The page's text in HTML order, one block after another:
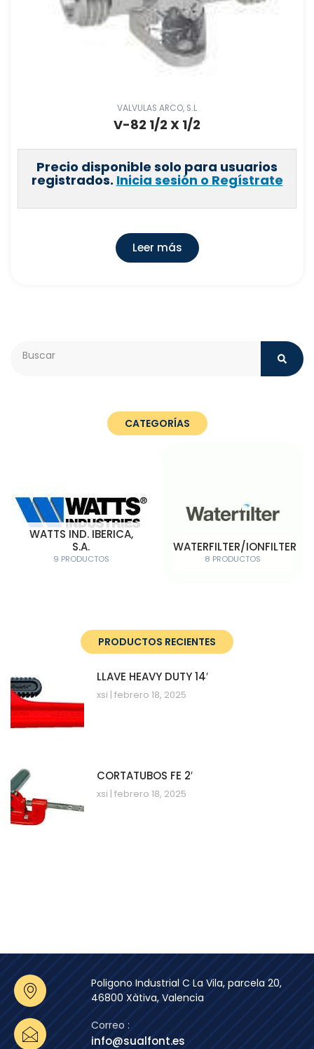
VALVULAS ARCO, S.L
V-82 1/2 X 1/2
Precio disponible solo para usuarios
registrados. Inicia sesión o Regístrate
Leer más
CATEGORÍAS
WATTS IND. IBERICA,
S.A.
9 PRODUCTOS
WATERFILTER/IONFILTER
8 PRODUCTOS
PRODUCTOS RECIENTES
LLAVE HEAVY DUTY 14′
xsi febrero 18, 2025
CORTATUBOS FE 2′
xsi febrero 18, 2025
Poligono Industrial C La Vila, parcela 20,
46800 Xàtiva, Valencia
Correo :
info@sualfont.es